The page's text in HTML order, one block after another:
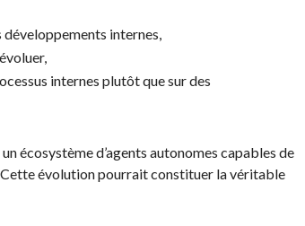
internes,
internes plutôt que sur des
écosystème d’agents autonomes capables de
Cette évolution pourrait constituer la véritable